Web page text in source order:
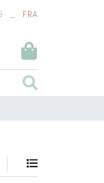
_ FRA